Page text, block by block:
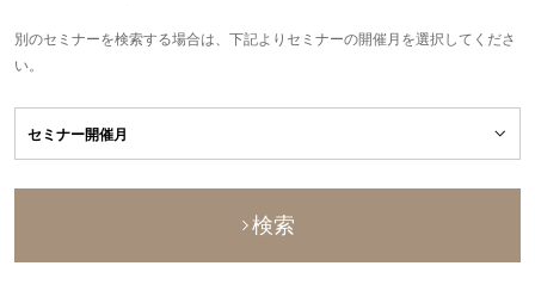
別のセミナーを検索する場合は、下記よりセミナーの開催月を選択してくださ
い。
検索